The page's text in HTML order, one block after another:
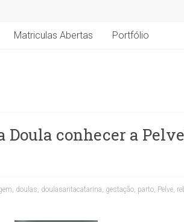
Matriculas Abertas Portfólio
conhecer a
, doulas, doulasantacatarina, gestação, parto, Pelve,